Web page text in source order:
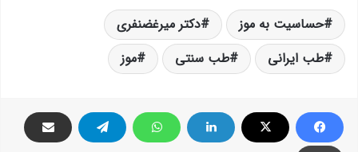
حساسیت به موز
دکتر میرغضنفری
طب ایرانی
طب سنتی موز